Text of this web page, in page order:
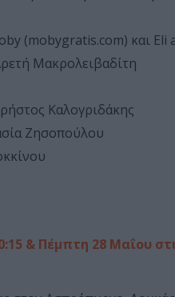
(mobygratis.com) και
Μακρολειβαδίτη
Καλογριδάκης
Ζησοπούλου
& Πέμπτη 28 Μαΐου